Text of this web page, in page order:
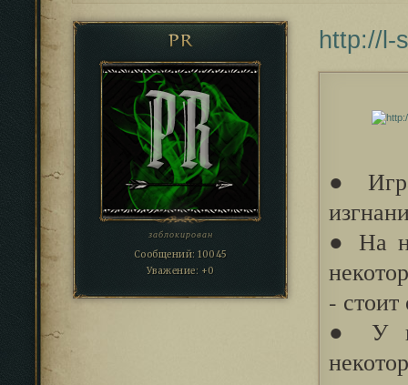
PR
заблокирован
Сообщений: 10045
Уважение: +0
http://l-
●
● На
-
● У